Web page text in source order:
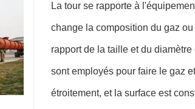
La tour se rapporte à
change la composition du gaz
rapport de la taille et du
sont employés pour faire le gaz
étroitement, et la surface est